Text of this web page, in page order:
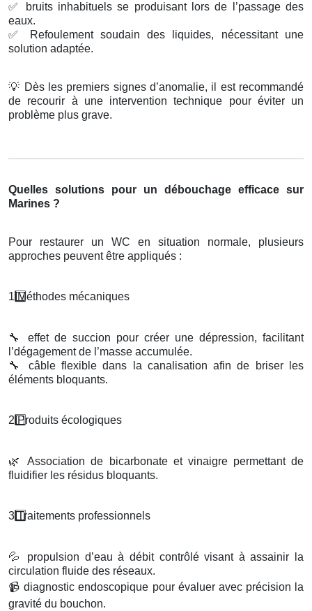
✅
bruits inhabituels se produisant lors de l’passage des
eaux.
✅
Refoulement soudain des liquides, nécessitant une
solution adaptée.
💡 Dès les premiers signes d’anomalie, il est recommandé
de recourir à une intervention technique pour éviter un
problème plus grave.
Quelles solutions pour un débouchage efficace sur
Marines ?
Pour restaurer un WC en situation normale, plusieurs
approches peuvent être appliqués :
1️ Méthodes mécaniques
🔧
effet de succion pour créer une dépression, facilitant
l’dégagement de l’masse accumulée.
🔧
câble flexible dans la canalisation afin de briser les
éléments bloquants.
2️ Produits écologiques
🌿
Association de bicarbonate et vinaigre permettant de
fluidifier les résidus bloquants.
3️Traitements professionnels
💦
propulsion d’eau à débit contrôlé visant à assainir la
circulation fluide des réseaux.
📹 diagnostic endoscopique pour évaluer avec précision la
gravité du bouchon.